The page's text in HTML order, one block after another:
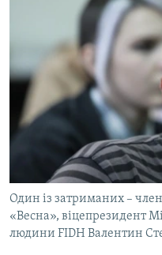
ВСЕ ЗА ДЕНЬ
СПЕЦПРОЕКТИ
ДЕПОРТАЦІЯ
ВІДЕОУРОКИ «ELIFBE»
СВІДЧЕННЯ ОКУПАЦІЇ
УКРАЇНСЬКА ПРОБЛЕМА
ІНФОГРАФІКА
ЯК ОБІЙТИ
Русский
Qırımtatar
ДОЛУЧАЙСЯ!
Один із затриманих –
«Весна», віцепрезидент
людини FIDH Валентин